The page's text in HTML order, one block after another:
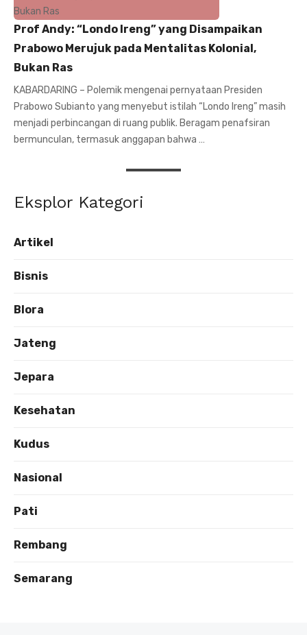
Prof Andy: “Londo Ireng” yang Disampaikan
Prabowo Merujuk pada Mentalitas Kolonial,
Bukan Ras
KABARDARING – Polemik mengenai pernyataan Presiden
Prabowo Subianto yang menyebut istilah “Londo Ireng” masih
menjadi perbincangan di ruang publik. Beragam penafsiran
bermunculan, termasuk anggapan bahwa …
Eksplor Kategori
Artikel
Bisnis
Blora
Jateng
Jepara
Kesehatan
Kudus
Nasional
Pati
Rembang
Semarang